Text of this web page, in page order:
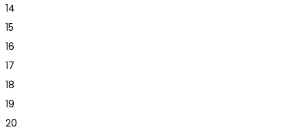
14
15
16
17
18
19
20